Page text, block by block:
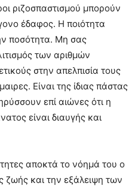
ριζοσπαστισμού μπορούν
έδαφος. Η ποιότητα
ποσότητα. Μη σας
των αριθμών
στην απελπισία τους
Είναι της ίδιας πάστας
επί αιώνες ότι η
είναι διαυγής και
αποκτά το νόημά του ο
ζωής και την εξάλειψη των